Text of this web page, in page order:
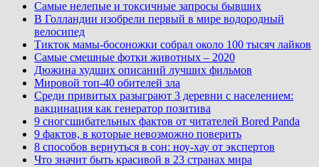
Самые нелепые и токсичные запросы бывших
В Голландии изобрели первый в мире водородный
велосипед
Тикток мамы-босоножки собрал около 100 тысяч лайков
Самые смешные фотки животных – 2020
Дюжина худших описаний лучших фильмов
Мировой топ-40 обителей зла
Среди привитых разыграют 3 деревни с населением:
вакцинация как генератор позитива
9 сногсшибательных фактов от читателей Bored Panda
9 фактов, в которые невозможно поверить
8 способов вернуться в сон: ноу-хау от экспертов
Что значит быть красивой в 23 странах мира